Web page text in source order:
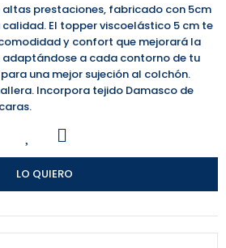
prestaciones, fabricado con 5cm
El topper viscoelástico 5 cm te
y confort que mejorará la
a cada contorno de tu
una mejor sujeción al colchón.
Incorpora tejido Damasco de
LO QUIERO